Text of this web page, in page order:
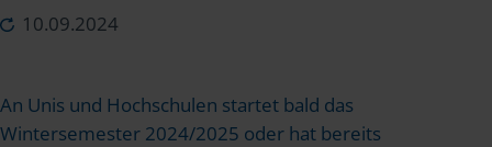
10.09.2024
An Unis und Hochschulen startet bald das
Wintersemester 2024/2025 oder hat bereits